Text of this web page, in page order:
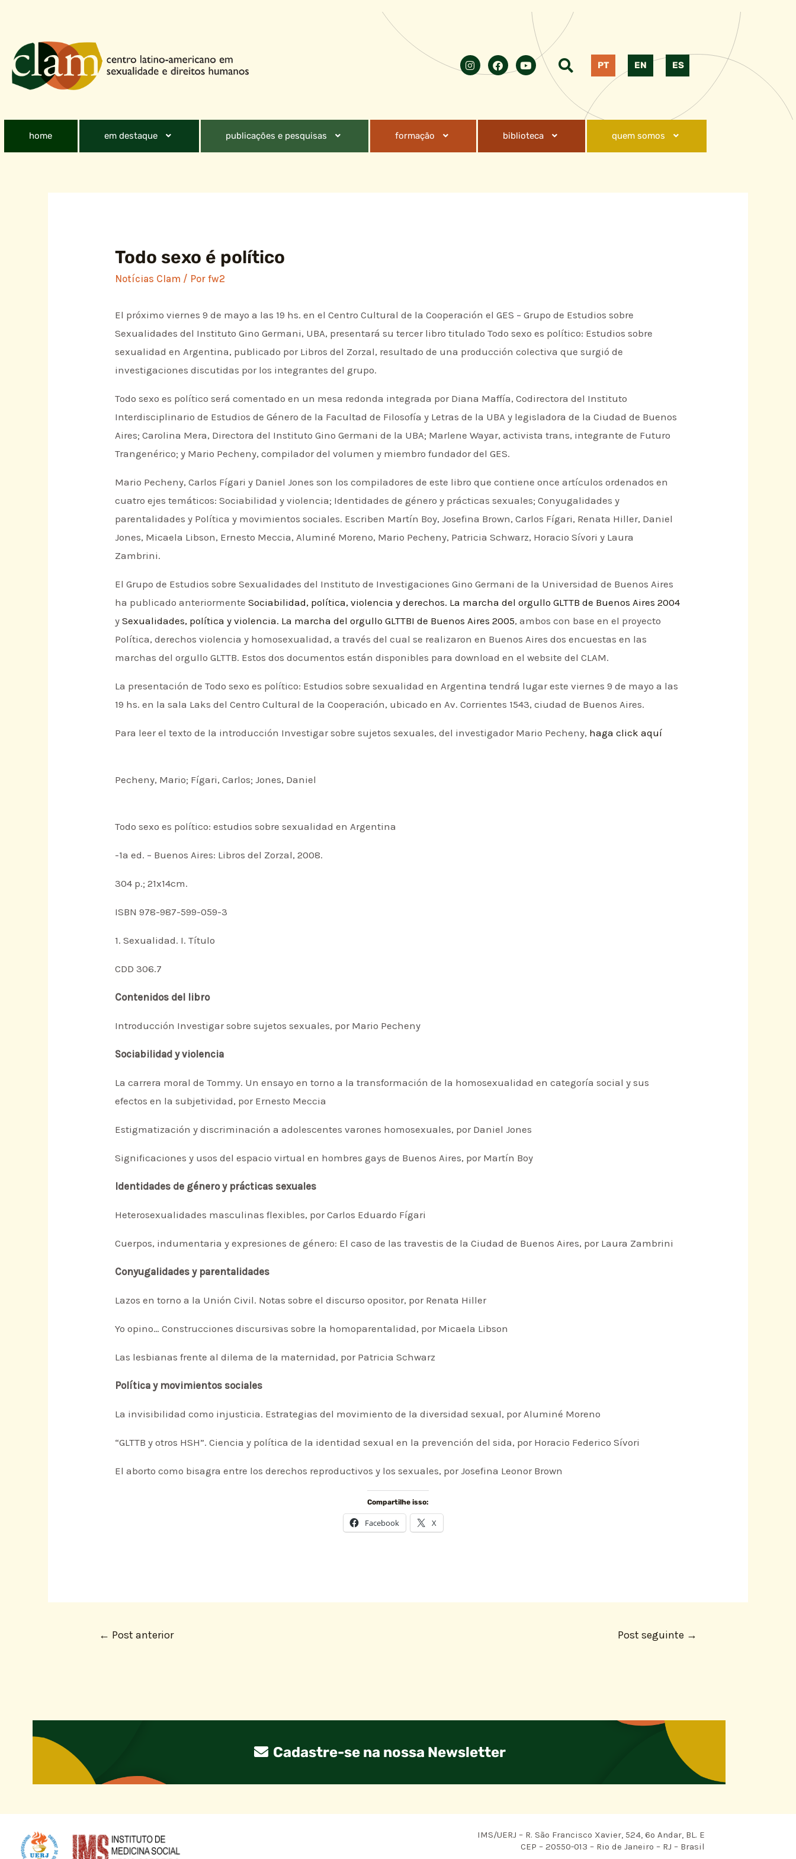
PT EN ES
home em destaque publicações e pesquisas formação biblioteca quem somos
Todo sexo é político
Notícias Clam / Porfw2
El próximo viernes 9 de mayo a las 19 hs. en el Centro Cultural de la Cooperación el GES – Grupo de Estudios sobre
Sexualidades del Instituto Gino Germani, UBA, presentará su tercer libro titulado Todo sexo es político: Estudios sobre
sexualidad en Argentina, publicado por Libros del Zorzal, resultado de una producción colectiva que surgió de
investigaciones discutidas por los integrantes del grupo.
Todo sexo es político será comentado en un mesa redonda integrada por Diana Maffía, Codirectora del Instituto
Interdisciplinario de Estudios de Género de la Facultad de Filosofía y Letras de la UBA y legisladora de la Ciudad de Buenos
Aires; Carolina Mera, Directora del Instituto Gino Germani de la UBA; Marlene Wayar, activista trans, integrante de Futuro
Trangenérico; y Mario Pecheny, compilador del volumen y miembro fundador del GES.
Mario Pecheny, Carlos Fígari y Daniel Jones son los compiladores de este libro que contiene once artículos ordenados en
cuatro ejes temáticos: Sociabilidad y violencia; Identidades de género y prácticas sexuales; Conyugalidades y
parentalidades y Política y movimientos sociales. Escriben Martín Boy, Josefina Brown, Carlos Fígari, Renata Hiller, Daniel
Jones, Micaela Libson, Ernesto Meccia, Aluminé Moreno, Mario Pecheny, Patricia Schwarz, Horacio Sívori y Laura
Zambrini.
El Grupo de Estudios sobre Sexualidades del Instituto de Investigaciones Gino Germani de la Universidad de Buenos Aires
ha publicado anteriormenteSociabilidad, política, violencia y derechos. La marcha del orgullo GLTTB de Buenos Aires 2004
ySexualidades, política y violencia. La marcha del orgullo GLTTBI de Buenos Aires 2005, ambos con base en el proyecto
Política, derechos violencia y homosexualidad, a través del cual se realizaron en Buenos Aires dos encuestas en las
marchas del orgullo GLTTB. Estos dos documentos están disponibles para download en el website del CLAM.
La presentación de Todo sexo es político: Estudios sobre sexualidad en Argentina tendrá lugar este viernes 9 de mayo a las
19 hs. en la sala Laks del Centro Cultural de la Cooperación, ubicado en Av. Corrientes 1543, ciudad de Buenos Aires.
Para leer el texto de la introducción Investigar sobre sujetos sexuales, del investigador Mario Pecheny, haga click aquí
Pecheny, Mario; Fígari, Carlos; Jones, Daniel
Todo sexo es político: estudios sobre sexualidad en Argentina
-1a ed. – Buenos Aires: Libros del Zorzal, 2008.
304 p.; 21x14cm.
ISBN 978-987-599-059-3
1. Sexualidad. I. Título
CDD 306.7
Contenidos del libro
Introducción Investigar sobre sujetos sexuales, por Mario Pecheny
Sociabilidad y violencia
La carrera moral de Tommy. Un ensayo en torno a la transformación de la homosexualidad en categoría social y sus
efectos en la subjetividad, por Ernesto Meccia
Estigmatización y discriminación a adolescentes varones homosexuales, por Daniel Jones
Significaciones y usos del espacio virtual en hombres gays de Buenos Aires, por Martín Boy
Identidades de género y prácticas sexuales
Heterosexualidades masculinas flexibles, por Carlos Eduardo Fígari
Cuerpos, indumentaria y expresiones de género: El caso de las travestis de la Ciudad de Buenos Aires, por Laura Zambrini
Conyugalidades y parentalidades
Lazos en torno a la Unión Civil. Notas sobre el discurso opositor, por Renata Hiller
Yo opino… Construcciones discursivas sobre la homoparentalidad, por Micaela Libson
Las lesbianas frente al dilema de la maternidad, por Patricia Schwarz
Política y movimientos sociales
La invisibilidad como injusticia. Estrategias del movimiento de la diversidad sexual, por Aluminé Moreno
“GLTTB y otros HSH”. Ciencia y política de la identidad sexual en la prevención del sida, por Horacio Federico Sívori
El aborto como bisagra entre los derechos reproductivos y los sexuales, por Josefina Leonor Brown
Compartilhe isso:
Facebook X
← Post anterior Post seguinte →
Cadastre-se na nossa Newsletter
IMS/UERJ – R. São Francisco Xavier, 524, 6º Andar, BL. E
CEP – 20550-013 – Rio de Janeiro – RJ – Brasil